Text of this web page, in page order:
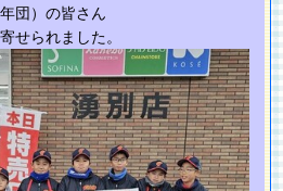
団）の皆さん
せられました。